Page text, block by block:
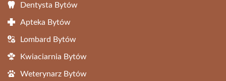
Dentysta Bytów
Apteka Bytów
Lombard Bytów
Kwiaciarnia Bytów
Weterynarz Bytów